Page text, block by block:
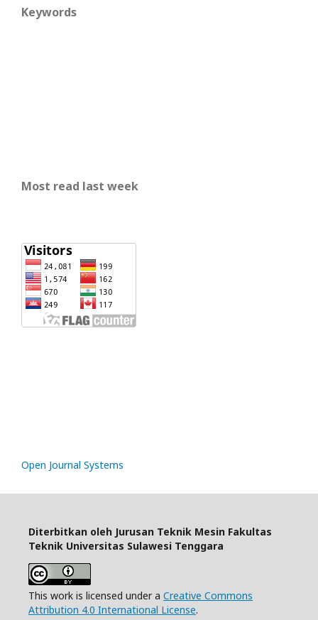
Keywords
Most read last week
Open Journal Systems
Diterbitkan oleh Jurusan Teknik Mesin Fakultas
Teknik Universitas Sulawesi Tenggara
This work is licensed under a Creative Commons
Attribution 4.0 International License.